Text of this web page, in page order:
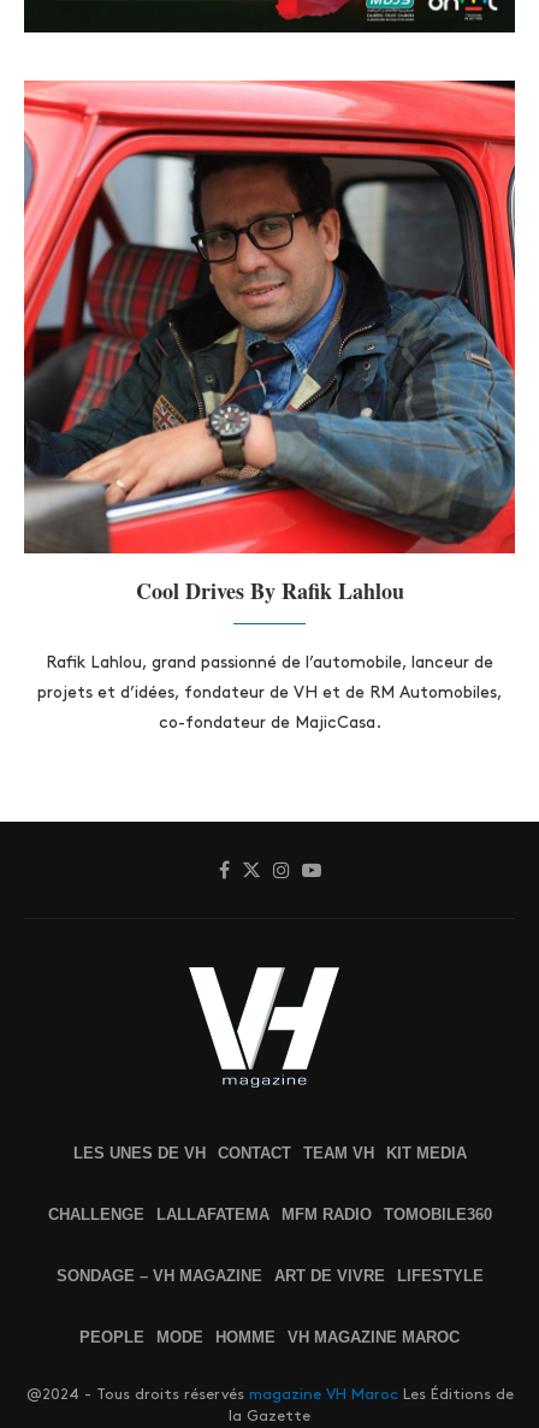
Cool Drives By Rafik Lahlou
Rafik Lahlou, grand passionné de l’automobile, lanceur de
projets et d’idées, fondateur de VH et de RM Automobiles,
co-fondateur de MajicCasa.
LES UNES DE VH CONTACT TEAM VH KIT MEDIA
CHALLENGE LALLAFATEMA MFM RADIO TOMOBILE360
SONDAGE – VH MAGAZINE ART DE VIVRE LIFESTYLE
PEOPLE MODE HOMME VH MAGAZINE MAROC
@2024 - Tous droits réservés magazine VH MarocLes Éditions de
la Gazette